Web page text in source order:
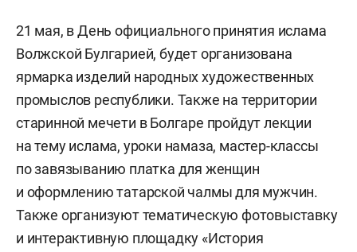
21 мая, в День официального принятия ислама
Волжской Булгарией, будет организована
ярмарка изделий народных художественных
промыслов республики. Также на территории
старинной мечети в Болгаре пройдут лекции
на тему ислама, уроки намаза, мастер-классы
по завязыванию платка для женщин
и оформлению татарской чалмы для мужчин.
Также организуют тематическую фотовыставку
и интерактивную площадку «История